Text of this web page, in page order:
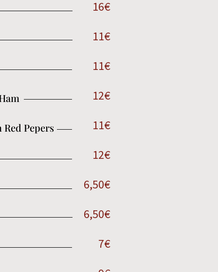
16€
11€
11€
12€
Pepers
11€
12€
6,50€
6,50€
7€